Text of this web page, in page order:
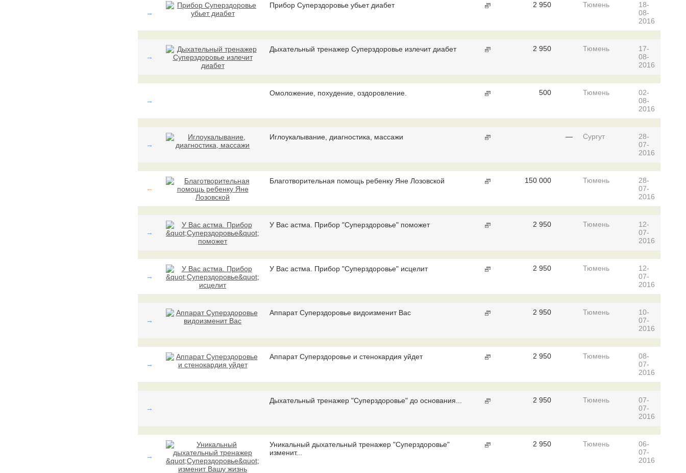
→
Прибор Суперздоровье убьет диабет 2 950 Тюмень
18-
08-
2016
→
Дыхательный тренажер Суперздоровье излечит диабет 2 950 Тюмень
17-
08-
2016
→
Омоложение, похудение, оздоровление. 500 Тюмень
02-
08-
2016
→
Иглоукалывание, диагностика, массажи — Сургут
28-
07-
2016
←
Благотворительная помощь ребенку Яне Лозовской 150 000 Тюмень
28-
07-
2016
→
У Вас астма. Прибор "Суперздоровье" поможет 2 950 Тюмень
12-
07-
2016
→
У Вас астма. Прибор "Суперздоровье" исцелит 2 950 Тюмень
12-
07-
2016
→
Аппарат Суперздоровье видоизменит Вас 2 950 Тюмень
10-
07-
2016
→
Аппарат Суперздоровье и стенокардия уйдет 2 950 Тюмень
08-
07-
2016
→
Дыхательный тренажер "Суперздоровье" до основания... 2 950 Тюмень
07-
07-
2016
→
Уникальный дыхательный тренажер "Суперздоровье"
изменит...
2 950 Тюмень
06-
07-
2016